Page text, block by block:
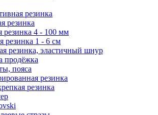
резинка
резинка
резинка 4 - 100 мм
резинка 1 - 6 см
резинка, эластичный шнур
продёжка
пояса
резинка
резинка